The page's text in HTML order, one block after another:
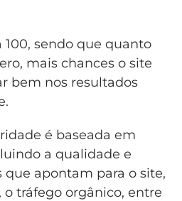
100, sendo que quanto
mais chances o site
bem nos resultados
é baseada em
a qualidade e
apontam para o site,
tráfego orgânico, entre